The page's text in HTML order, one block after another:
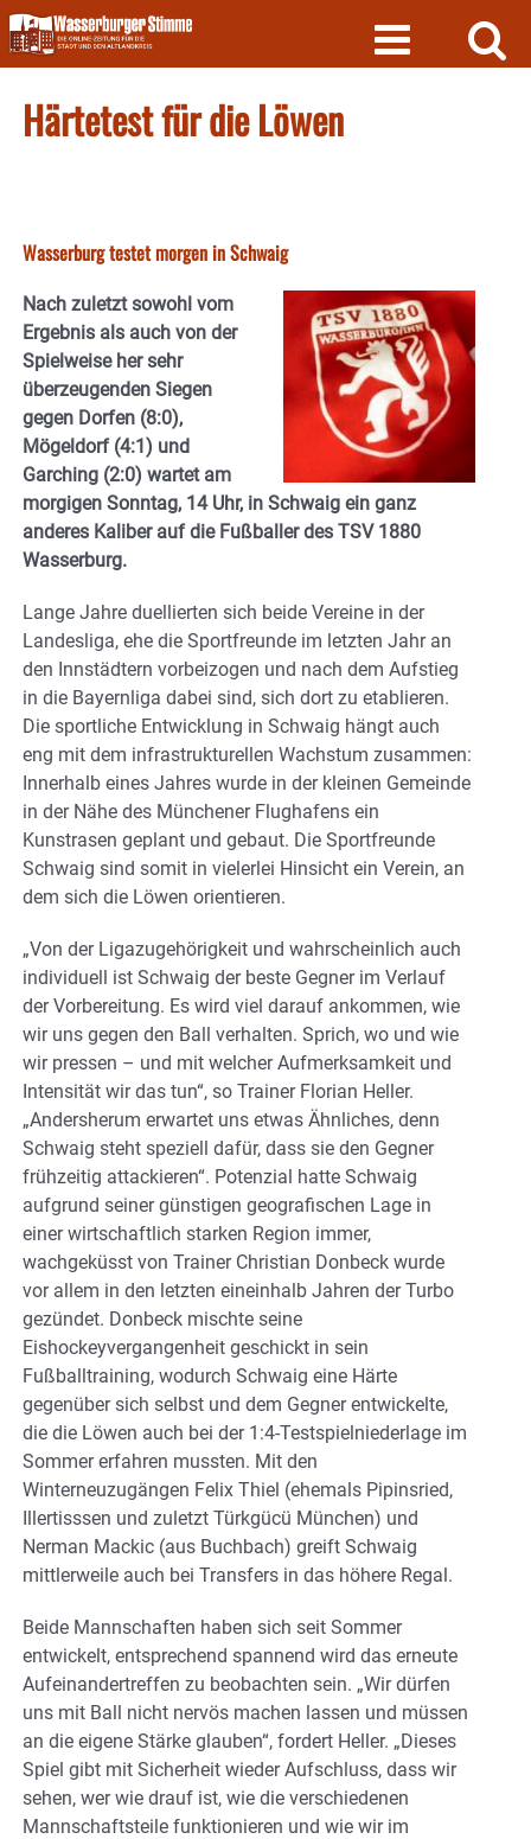
Skip
to
content
Härtetest für die Löwen
Wasserburg testet morgen in Schwaig
Nach zuletzt sowohl vom
Ergebnis als auch von der
Spielweise her sehr
überzeugenden Siegen
gegen Dorfen (8:0),
Mögeldorf (4:1) und
Garching (2:0) wartet am
morgigen Sonntag, 14 Uhr, in Schwaig ein ganz
anderes Kaliber auf die Fußballer des TSV 1880
Wasserburg.
Lange Jahre duellierten sich beide Vereine in der
Landesliga, ehe die Sportfreunde im letzten Jahr an
den Innstädtern vorbeizogen und nach dem Aufstieg
in die Bayernliga dabei sind, sich dort zu etablieren.
Die sportliche Entwicklung in Schwaig hängt auch
eng mit dem infrastrukturellen Wachstum zusammen:
Innerhalb eines Jahres wurde in der kleinen Gemeinde
in der Nähe des Münchener Flughafens ein
Kunstrasen geplant und gebaut. Die Sportfreunde
Schwaig sind somit in vielerlei Hinsicht ein Verein, an
dem sich die Löwen orientieren.
„Von der Ligazugehörigkeit und wahrscheinlich auch
individuell ist Schwaig der beste Gegner im Verlauf
der Vorbereitung. Es wird viel darauf ankommen, wie
wir uns gegen den Ball verhalten. Sprich, wo und wie
wir pressen – und mit welcher Aufmerksamkeit und
Intensität wir das tun“, so Trainer Florian Heller.
„Andersherum erwartet uns etwas Ähnliches, denn
Schwaig steht speziell dafür, dass sie den Gegner
frühzeitig attackieren“. Potenzial hatte Schwaig
aufgrund seiner günstigen geografischen Lage in
einer wirtschaftlich starken Region immer,
wachgeküsst von Trainer Christian Donbeck wurde
vor allem in den letzten eineinhalb Jahren der Turbo
gezündet. Donbeck mischte seine
Eishockeyvergangenheit geschickt in sein
Fußballtraining, wodurch Schwaig eine Härte
gegenüber sich selbst und dem Gegner entwickelte,
die die Löwen auch bei der 1:4-Testspielniederlage im
Sommer erfahren mussten. Mit den
Winterneuzugängen Felix Thiel (ehemals Pipinsried,
Illertisssen und zuletzt Türkgücü München) und
Nerman Mackic (aus Buchbach) greift Schwaig
mittlerweile auch bei Transfers in das höhere Regal.
Beide Mannschaften haben sich seit Sommer
entwickelt, entsprechend spannend wird das erneute
Aufeinandertreffen zu beobachten sein. „Wir dürfen
uns mit Ball nicht nervös machen lassen und müssen
an die eigene Stärke glauben“, fordert Heller. „Dieses
Spiel gibt mit Sicherheit wieder Aufschluss, dass wir
sehen, wer wie drauf ist, wie die verschiedenen
Mannschaftsteile funktionieren und wie wir im